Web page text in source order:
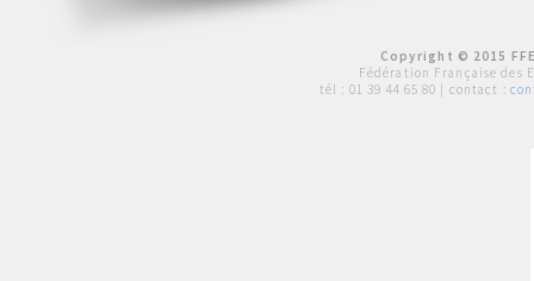
Copyright © 2015
Fédération Française des
tél : 01 39 44 65 80 | contact :